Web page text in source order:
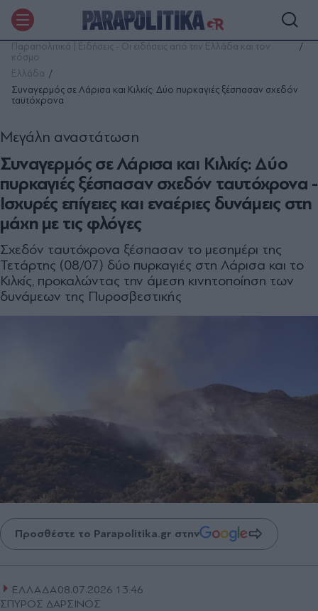
Παραπολιτικά | Ειδήσεις - Οι ειδήσεις από την Ελλάδα και τον
κόσμο
Ελλάδα
Συναγερμός σε Λάρισα και Κιλκίς: Δύο πυρκαγιές ξέσπασαν σχεδόν
ταυτόχρονα
Συναγερμός σε Λάρισα και Κιλκίς: Δύο
πυρκαγιές ξέσπασαν σχεδόν ταυτόχρονα -
Ισχυρές επίγειες και εναέριες δυνάμεις στη
μάχη με τις φλόγες
Μεγάλη αναστάτωση
Σχεδόν ταυτόχρονα ξέσπασαν το μεσημέρι της
Τετάρτης (08/07) δύο πυρκαγιές στη Λάρισα και το
Κιλκίς, προκαλώντας την άμεση κινητοποίηση των
δυνάμεων της Πυροσβεστικής
Προσθέστε το Parapolitika.gr στην
ΕΛΛΑΔΑ08.07.2026 13:46
ΣΠΥΡΟΣ ΔΑΡΣΙΝΟΣ